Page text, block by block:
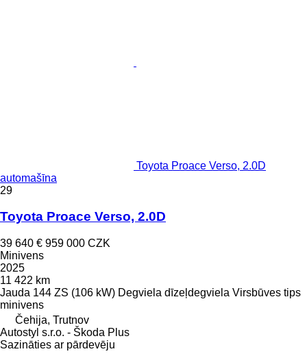
Toyota Proace Verso, 2.0D
automašīna
29
Toyota Proace Verso, 2.0D
39 640 € 959 000 CZK
Minivens
2025
11 422 km
Jauda 144 ZS (106 kW) Degviela dīzeļdegviela Virsbūves tips
minivens
Čehija, Trutnov
Autostyl s.r.o. - Škoda Plus
Sazināties ar pārdevēju